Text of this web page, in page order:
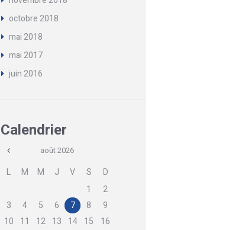
octobre2018
mai2018
mai2017
juin2016
Calendrier
août2026
L M M J V S
D
1
2
3
4 5 6 7 8
9
10
11 12 13 14 15
16